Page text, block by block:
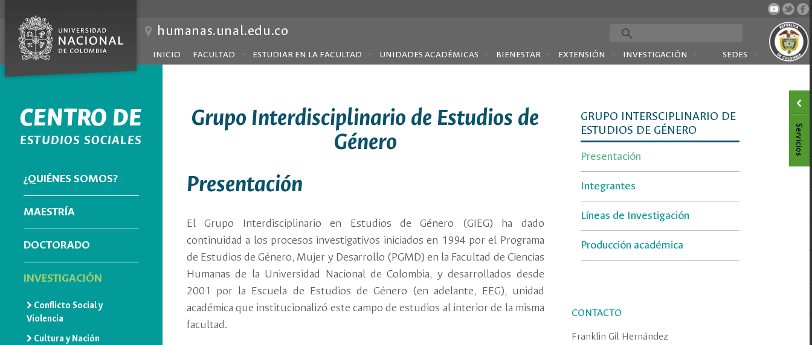
humanas.unal.edu.co
INICIO FACULTAD ESTUDIAR EN LA FACULTAD UNIDADES ACADÉMICAS BIENESTAR EXTENSIÓN INVESTIGACIÓN SEDES
CENTRO DE
ESTUDIOS SOCIALES
¿QUIÉNES SOMOS?
MAESTRÍA
DOCTORADO
INVESTIGACIÓN
Conflicto Social y
Violencia
Cultura y Nación
GRUPO INTERSCIPLINARIO DE
ESTUDIOS DE GÉNERO
Presentación
Integrantes
Líneas de Investigación
Producción académica
Grupo Interdisciplinario de Estudios de
Género
Presentación
El Grupo Interdisciplinario en Estudios de Género (GIEG) ha dado
continuidad a los procesos investigativos iniciados en 1994 por el Programa
de Estudios de Género, Mujer y Desarrollo (PGMD) en la Facultad de Ciencias
Humanas de la Universidad Nacional de Colombia, y desarrollados desde
2001 por la Escuela de Estudios de Género (en adelante, EEG), unidad
académica que institucionalizó este campo de estudios al interior de la misma
facultad.
CONTACTO
Franklin Gil Hernández